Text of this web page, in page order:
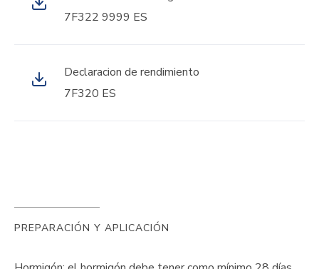
7F322 9999 ES
Declaracion de rendimiento
7F320 ES
PREPARACIÓN Y APLICACIÓN